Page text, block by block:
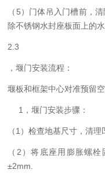
（5）门体吊入门槽前，
除不锈钢水封座板面上的
2.3
，堰门安装流程：
堰板和框架中心对准预留
1，堰门安装步骤：
（1）检查地基尺寸，清理
（2）将底座用膨胀螺
±2mm.